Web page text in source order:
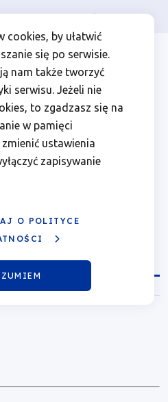
cookies, by ułatwić
się po serwisie.
nam także tworzyć
serwisu. Jeżeli nie
to zgadzasz się na
w pamięci
ustawienia
zapisywanie
O POLITYCE
Firma
Menu
top
left
na